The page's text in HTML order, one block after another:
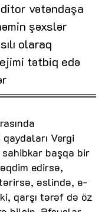
vətəndaşa
şəxslər
olaraq
tətbiq edə
Vergi
başqa bir
edirsə,
əslində, e-
qarşı tərəf də öz